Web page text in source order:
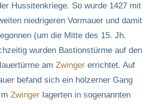
Hussitenkriege. So wurde 1427 mit
niedrigeren Vormauer und damit
(um die Mitte des 15. Jh.
wurden Bastionstürme auf den
am Zwinger errichtet. Auf
befand sich ein hölzerner Gang
Zwinger lagerten in sogenannten